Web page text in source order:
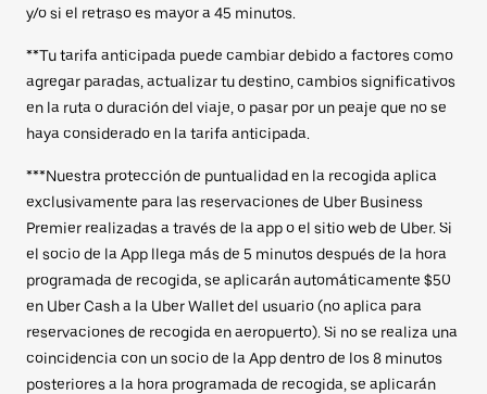
y/o si el retraso es mayor a 45 minutos.
**Tu tarifa anticipada puede cambiar debido a factores como
agregar paradas, actualizar tu destino, cambios significativos
en la ruta o duración del viaje, o pasar por un peaje que no se
haya considerado en la tarifa anticipada.
***Nuestra protección de puntualidad en la recogida aplica
exclusivamente para las reservaciones de Uber Business
Premier realizadas a través de la app o el sitio web de Uber. Si
el socio de la App llega más de 5 minutos después de la hora
programada de recogida, se aplicarán automáticamente $50
en Uber Cash a la Uber Wallet del usuario (no aplica para
reservaciones de recogida en aeropuerto). Si no se realiza una
coincidencia con un socio de la App dentro de los 8 minutos
posteriores a la hora programada de recogida, se aplicarán